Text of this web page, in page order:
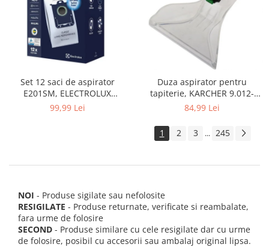
Set 12 saci de aspirator
E201SM, ELECTROLUX
9001684811, CLASSIC LONG
99,99 Lei
Duza aspirator pentru
tapiterie, KARCHER 9.012-
278.0, SE4001, SE4002, SE5100
84,99 Lei
1 2 3 ... 245
NOI - Produse sigilate sau nefolosite
RESIGILATE - Produse returnate, verificate si reambalate,
fara urme de folosire
SECOND - Produse similare cu cele resigilate dar cu urme
de folosire, posibil cu accesorii sau ambalaj original lipsa.